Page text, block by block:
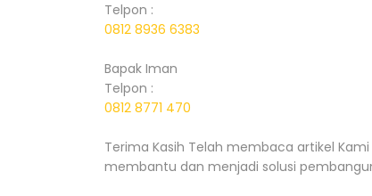
Telpon :
0812 8936 6383
Bapak Iman
Telpon :
0812 8771 470
Terima Kasih Telah membaca artikel
membantu dan menjadi solusi